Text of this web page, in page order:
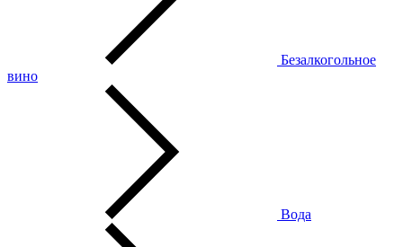
Безалкогольное
вино
Вода